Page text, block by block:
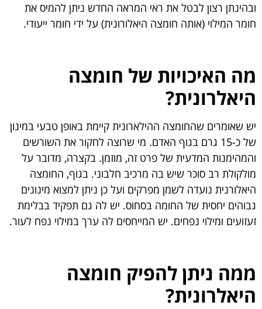
ובהינתן רצון לבטל את ראי המראה החדש ניתן להמיס את
חומר המילוי (אותה חומצה היאלורונית) על ידי חומר ייעודי.
מה האיכויות של חומצה
היאלרונית?
יש שאומרים שהחומצה ההילארונית קיימת באופן טבעי במינון
של כ-15 גרם בגוף האדם. מי שרוצה לחקור את השורשים
והמהימנות המדעית של פרט זה, מוזמן. בקצרה, מדובר על
מולקולת רב סוכר שיש בה מרכיב חלבוני. בגוף, החומצה
היאלורנית נועדה לשמן מפרקים ועל כן ניתן למצוא מינונים
גבוהים יחסית של החומה בסחוס. יש לה גם תפקיד בבלימת
זעזועים ומילוי נפחים. יש המייחסים לה ערך במילוי נפח לעור.
ממה ניתן להפיק חומצה
היאלרונית?